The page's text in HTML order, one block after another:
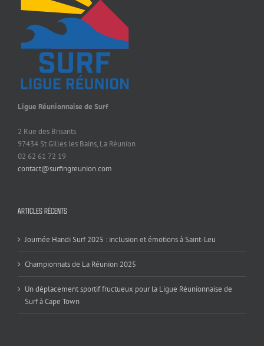
Ligue Réunionnaise de Surf
2 Rue des Brisants
97434 St Gilles les Bains, La Réunion
02 62 61 72 19
contact@surfingreunion.com
ARTICLES RÉCENTS
Journée Handi Surf 2025 : inclusion et émotions à Saint-Leu
Championnats de La Réunion 2025
Un déplacement sportif fructueux pour la Ligue Réunionnaise de
Surf à Cape Town